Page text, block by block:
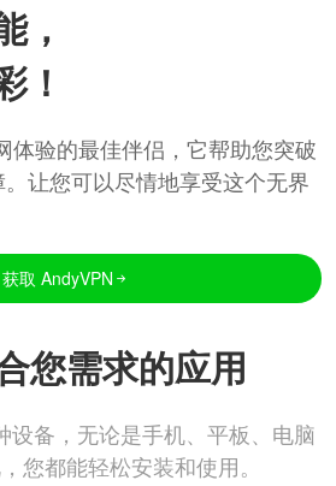
，
！
体验的最佳伴侣，它帮助您突破
让您可以尽情地享受这个无界
获取 AndyVPN
您需求的应用
设备，无论是手机、平板、电脑
您都能轻松安装和使用。